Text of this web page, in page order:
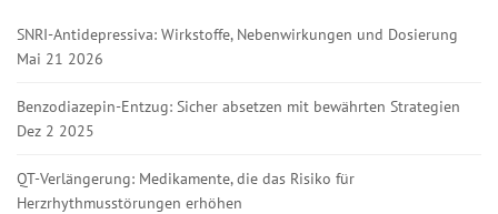
SNRI-Antidepressiva: Wirkstoffe, Nebenwirkungen und Dosierung
Mai 21 2026
Benzodiazepin-Entzug: Sicher absetzen mit bewährten Strategien
Dez 2 2025
QT-Verlängerung: Medikamente, die das Risiko für
Herzrhythmusstörungen erhöhen